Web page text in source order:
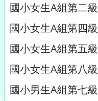
國小女生A組第二
國小女生A組第四
國小女生A組第五
國小女生A組第八
國小男生A組第七